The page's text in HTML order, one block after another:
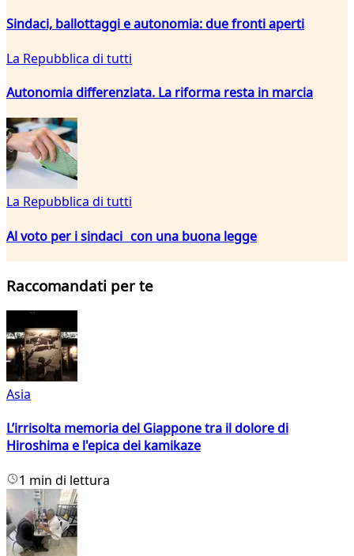
Sindaci, ballottaggi e autonomia: due fronti aperti
La Repubblica di tutti
Autonomia differenziata. La riforma resta in marcia
La Repubblica di tutti
Al voto per i sindaci con una buona legge
Raccomandati per te
Asia
L’irrisolta memoria del Giappone tra il dolore di
Hiroshima e l'epica dei kamikaze
1 min di lettura